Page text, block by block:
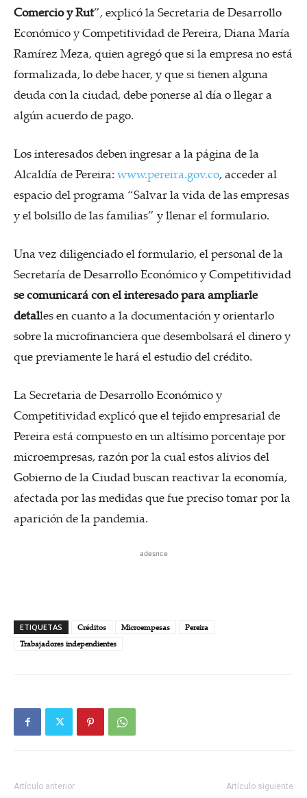
Comercio y Rut”, explicó la Secretaria de Desarrollo
Económico y Competitividad de Pereira, Diana María
Ramírez Meza, quien agregó que si la empresa no está
formalizada, lo debe hacer, y que si tienen alguna
deuda con la ciudad, debe ponerse al día o llegar a
algún acuerdo de pago.
Los interesados deben ingresar a la página de la
Alcaldía de Pereira: www.pereira.gov.co, acceder al
espacio del programa “Salvar la vida de las empresas
y el bolsillo de las familias” y llenar el formulario.
Una vez diligenciado el formulario, el personal de la
Secretaría de Desarrollo Económico y Competitividad
se comunicará con el interesado para ampliarle
detalles en cuanto a la documentación y orientarlo
sobre la microfinanciera que desembolsará el dinero y
que previamente le hará el estudio del crédito.
La Secretaria de Desarrollo Económico y
Competitividad explicó que el tejido empresarial de
Pereira está compuesto en un altísimo porcentaje por
microempresas, razón por la cual estos alivios del
Gobierno de la Ciudad buscan reactivar la economía,
afectada por las medidas que fue preciso tomar por la
aparición de la pandemia.
adesnce
ETIQUETAS Créditos Microempesas
Pereira
Trabajadores independientes
Artículo anterior Artículo siguiente